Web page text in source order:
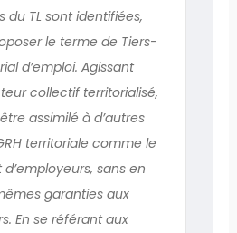
du TL sont identifiées,
le terme de Tiers-
d’emploi. Agissant
collectif territorialisé,
assimilé à d’autres
territoriale comme le
sans en
garanties aux
En se référant aux